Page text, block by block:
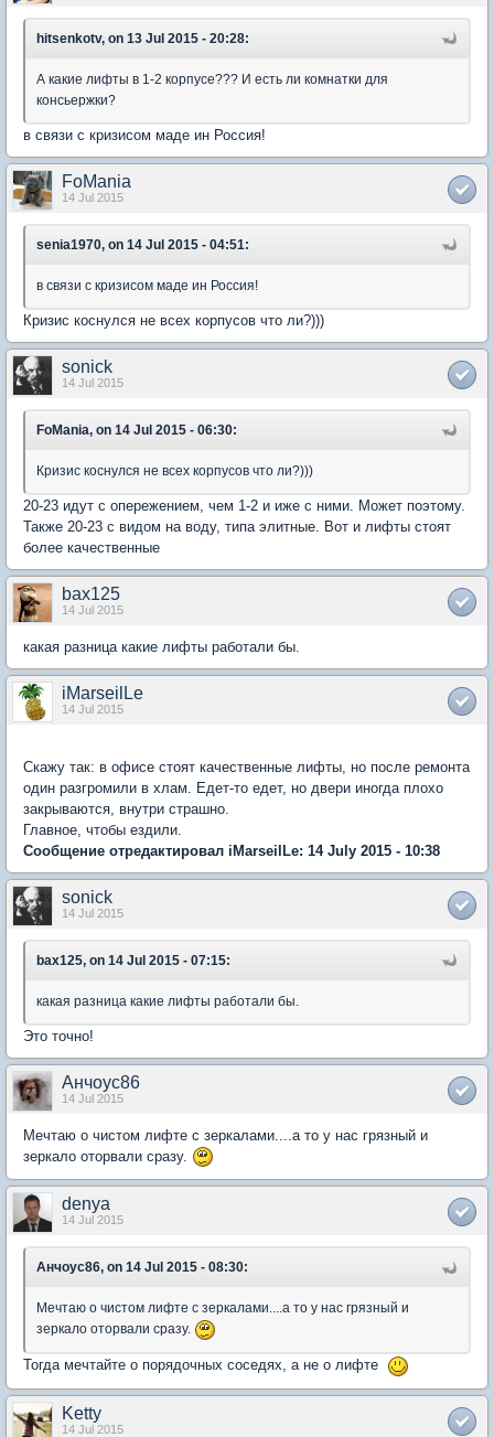
hitsenkotv, on 13 Jul 2015 - 20:28:
А какие лифты в 1-2 корпусе??? И есть ли комнатки для
консьержки?
в связи с кризисом маде ин Россия!
FoMania
14 Jul 2015
senia1970, on 14 Jul 2015 - 04:51:
в связи с кризисом маде ин Россия!
Кризис коснулся не всех корпусов что ли?)))
sonick
14 Jul 2015
FoMania, on 14 Jul 2015 - 06:30:
Кризис коснулся не всех корпусов что ли?)))
20-23 идут с опережением, чем 1-2 и иже с ними. Может поэтому.
Также 20-23 с видом на воду, типа элитные. Вот и лифты стоят
более качественные
bax125
14 Jul 2015
какая разница какие лифты работали бы.
iMarseilLe
14 Jul 2015
Скажу так: в офисе стоят качественные лифты, но после ремонта
один разгромили в хлам. Едет-то едет, но двери иногда плохо
закрываются, внутри страшно.
Главное, чтобы ездили.
Сообщение отредактировал iMarseilLe: 14 July 2015 - 10:38
sonick
14 Jul 2015
bax125, on 14 Jul 2015 - 07:15:
какая разница какие лифты работали бы.
Это точно!
Анчоус86
14 Jul 2015
Мечтаю о чистом лифте с зеркалами....а то у нас грязный и
зеркало оторвали сразу.
denya
14 Jul 2015
Анчоус86, on 14 Jul 2015 - 08:30:
Мечтаю о чистом лифте с зеркалами....а то у нас грязный и
зеркало оторвали сразу.
Тогда мечтайте о порядочных соседях, а не о лифте
Ketty
14 Jul 2015